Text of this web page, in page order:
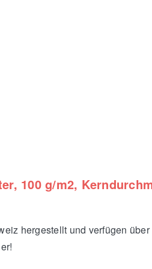
100 g/m2,
hergestellt und verfügen